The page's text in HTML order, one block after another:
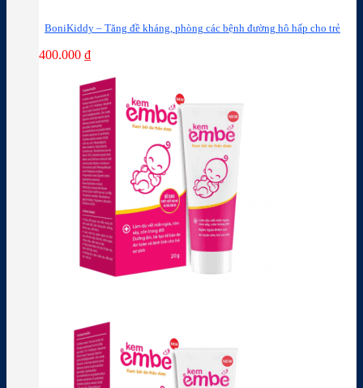
BoniKiddy – Tăng đề kháng, phòng các bệnh đường hô hấp cho trẻ
400.000 ₫